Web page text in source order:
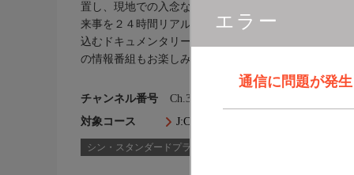
エラー
通信に問題が発
置し、現地での入念な取材をもとに、中立公平な視点
来事を２４時間リアルタイムで伝えます。また、深層
込むドキュメンタリー、スポーツ、トラベル、テクノ
の情報番組もお楽しみ頂けます。
チャンネル番号
Ch.306
対象コース
J:COM TVコース一覧
シン・スタンダードプラス